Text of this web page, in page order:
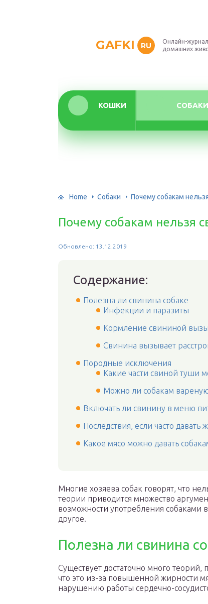
GAFKI RU
Онлайн-
домашних
КОШКИ СОБАКИ
Home Собаки Почему собакам
Почему собакам нельзя
Обновлено: 13.12.2019
Содержание:
Полезна ли свинина собаке
Инфекции и паразиты
Кормление свининой
Свинина вызывает
Породные исключения
Какие части свиной туши
Можно ли собакам
Включать ли свинину в меню
Последствия, если часто давать
Какое мясо можно давать
Многие хозяева собак говорят, что
теории приводится множество
возможности употребления собаками
другое.
Полезна ли свинина
Существует достаточно много
что это из-за повышенной жирности
нарушению работы сердечно-